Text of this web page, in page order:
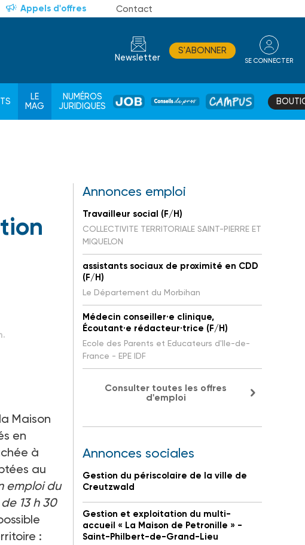
Appels d'offres Contact
Newsletter
S'ABONNER
SE CONNECTER
LE
MAG
NUMÉROS
JURIDIQUES
JOB
DE
CAMPUS
Maison
en
à
au
emploi du
13 h 30
:
Annonces emploi
Travailleur social (F/H)
COLLECTIVITE TERRITORIALE SAINT-PIERRE ET
MIQUELON
assistants sociaux de proximité en CDD
(F/H)
Le Département du Morbihan
Médecin conseiller·e clinique,
Écoutant·e rédacteur·trice (F/H)
Ecole des Parents et Educateurs d'Ile-de-
France - EPE IDF
Consulter toutes les offres
d'emploi
Annonces sociales
Gestion du périscolaire de la ville de
Creutzwald
Gestion et exploitation du multi-
accueil « La Maison de Petronille » -
Saint-Philbert-de-Grand-Lieu